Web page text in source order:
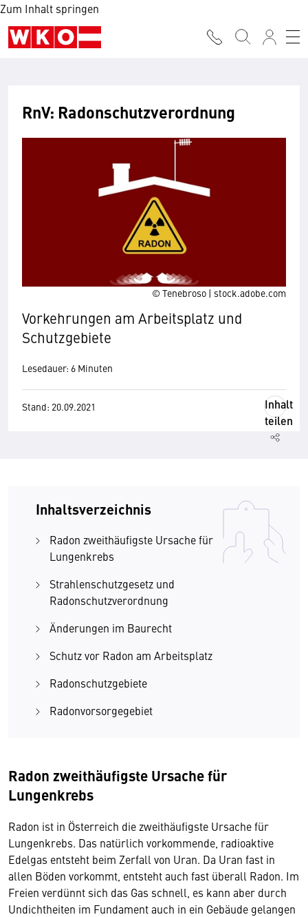
Zum Inhalt springen
© Tenebroso | stock.adobe.com
RnV: Radonschutzverordnung
Vorkehrungen am Arbeitsplatz und
Schutzgebiete
Lesedauer: 6 Minuten
Stand: 20.09.2021
Inhalt
teilen
Inhaltsverzeichnis
Radon zweithäufigste Ursache für
Lungenkrebs
Strahlenschutzgesetz und
Radonschutzverordnung
Änderungen im Baurecht
Schutz vor Radon am Arbeitsplatz
Radonschutzgebiete
Radonvorsorgegebiet
Radon zweithäufigste Ursache für
Lungenkrebs
Radon ist in Österreich die zweithäufigste Ursache für
Lungenkrebs. Das natürlich vorkommende, radioaktive
Edelgas entsteht beim Zerfall von Uran. Da Uran fast in
allen Böden vorkommt, entsteht auch fast überall Radon. Im
Freien verdünnt sich das Gas schnell, es kann aber durch
Undichtheiten im Fundament auch in ein Gebäude gelangen